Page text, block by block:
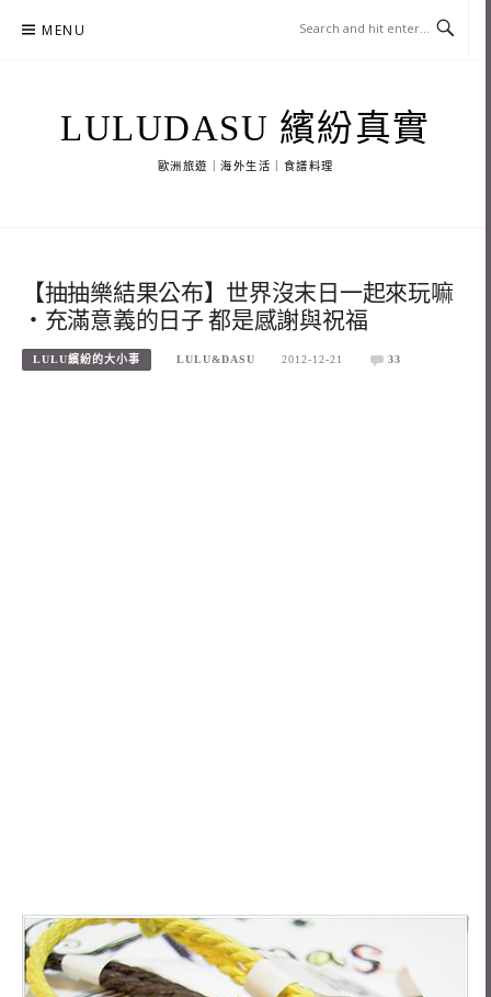
MENU
LULUDASU 繽紛真實
歐洲旅遊｜海外生活｜食譜料理
【抽抽樂結果公布】世界沒末日一起來玩嘛
‧充滿意義的日子 都是感謝與祝福
LULU繽紛的大小事 LULU&DASU 2012-12-21 33